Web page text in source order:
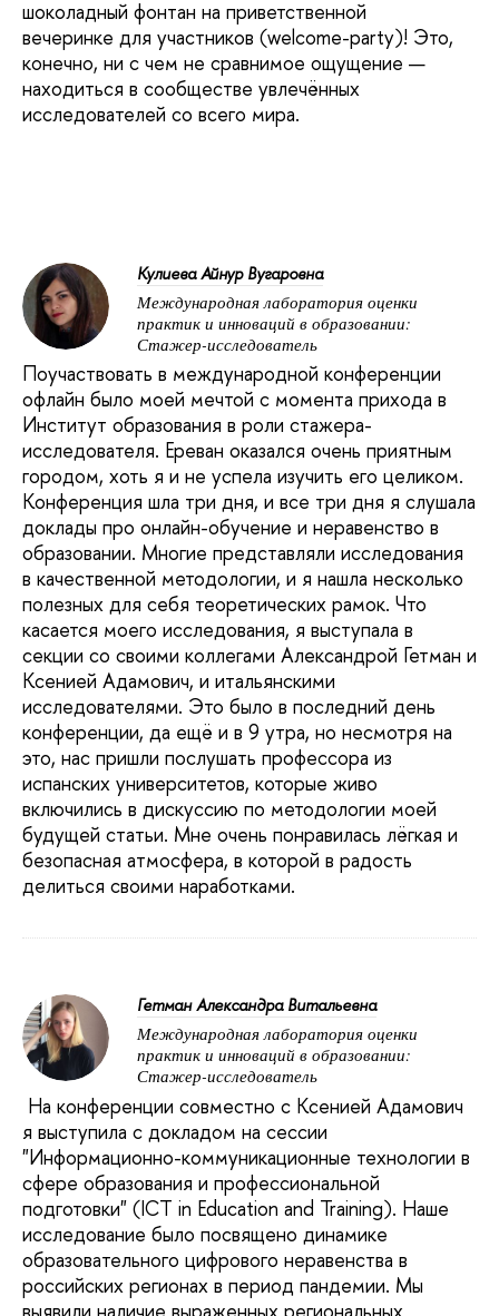
шоколадный фонтан на приветственной
вечеринке для участников (welcome-party)! Это,
конечно, ни с чем не сравнимое ощущение —
находиться в сообществе увлечённых
исследователей со всего мира.
Кулиева Айнур Вугаровна
Международная лаборатория оценки
практик и инноваций в образовании:
Стажер-исследователь
Поучаствовать в международной конференции
офлайн было моей мечтой с момента прихода в
Институт образования в роли стажера-
исследователя. Ереван оказался очень приятным
городом, хоть я и не успела изучить его целиком.
Конференция шла три дня, и все три дня я слушала
доклады про онлайн-обучение и неравенство в
образовании. Многие представляли исследования
в качественной методологии, и я нашла несколько
полезных для себя теоретических рамок. Что
касается моего исследования, я выступала в
секции со своими коллегами Александрой Гетман и
Ксенией Адамович, и итальянскими
исследователями. Это было в последний день
конференции, да ещё и в 9 утра, но несмотря на
это, нас пришли послушать профессора из
испанских университетов, которые живо
включились в дискуссию по методологии моей
будущей статьи. Мне очень понравилась лёгкая и
безопасная атмосфера, в которой в радость
делиться своими наработками.
Гетман Александра Витальевна
Международная лаборатория оценки
практик и инноваций в образовании:
Стажер-исследователь
На конференции совместно с Ксенией Адамович
я выступила с докладом на сессии
"Информационно-коммуникационные технологии в
сфере образования и профессиональной
подготовки" (ICT in Education and Training). Наше
исследование было посвящено динамике
образовательного цифрового неравенства в
российских регионах в период пандемии. Мы